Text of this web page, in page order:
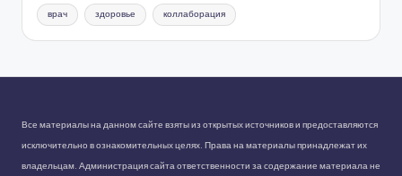
врач здоровье коллаборация
Все материалы на данном сайте взяты из открытых источников и предоставляются
исключительно в ознакомительных целях. Права на материалы принадлежат их
владельцам. Администрация сайта ответственности за содержание материала не